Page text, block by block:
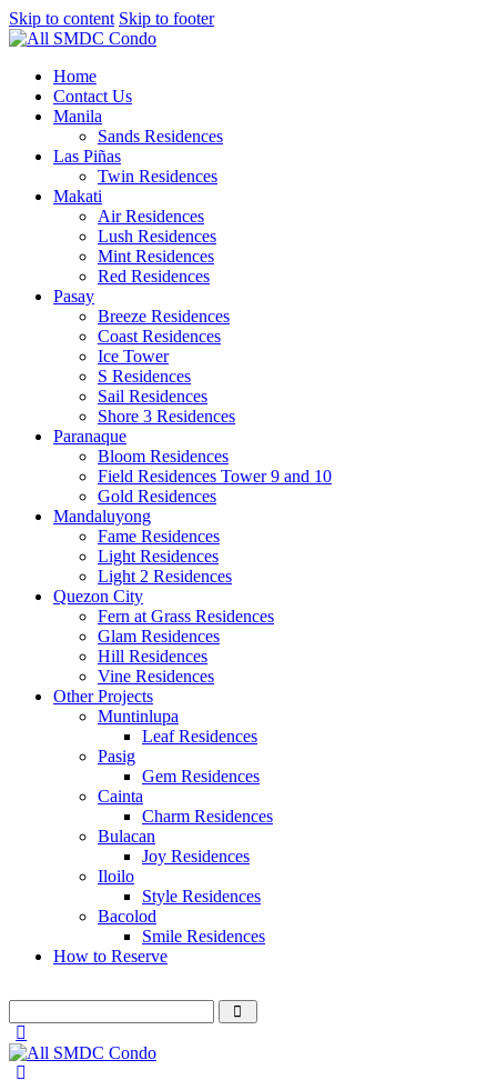
Skip to content Skip to footer
Home
Contact Us
Manila
Sands Residences
Las Piñas
Twin Residences
Makati
Air Residences
Lush Residences
Mint Residences
Red Residences
Pasay
Breeze Residences
Coast Residences
Ice Tower
S Residences
Sail Residences
Shore 3 Residences
Paranaque
Bloom Residences
Field Residences Tower 9 and 10
Gold Residences
Mandaluyong
Fame Residences
Light Residences
Light 2 Residences
Quezon City
Fern at Grass Residences
Glam Residences
Hill Residences
Vine Residences
Other Projects
Muntinlupa
Leaf Residences
Pasig
Gem Residences
Cainta
Charm Residences
Bulacan
Joy Residences
Iloilo
Style Residences
Bacolod
Smile Residences
How to Reserve